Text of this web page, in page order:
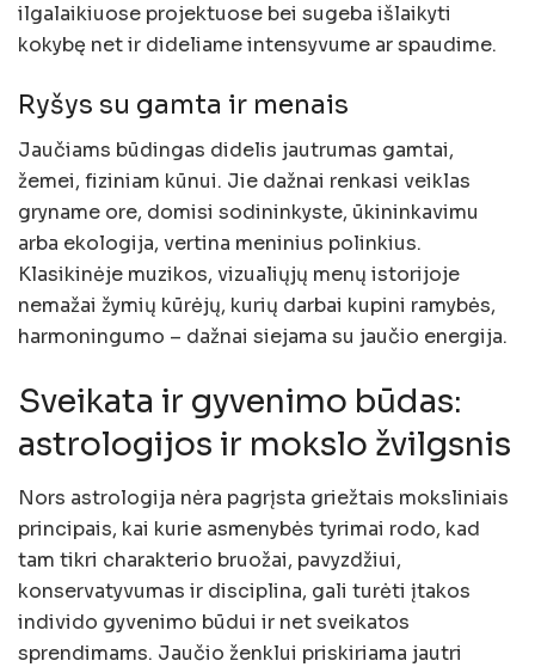
ilgalaikiuose projektuose bei sugeba išlaikyti
kokybę net ir dideliame intensyvume ar spaudime.
Ryšys su gamta ir menais
Jaučiams būdingas didelis jautrumas gamtai,
žemei, fiziniam kūnui. Jie dažnai renkasi veiklas
gryname ore, domisi sodininkyste, ūkininkavimu
arba ekologija, vertina meninius polinkius.
Klasikinėje muzikos, vizualiųjų menų istorijoje
nemažai žymių kūrėjų, kurių darbai kupini ramybės,
harmoningumo – dažnai siejama su jaučio energija.
Sveikata ir gyvenimo būdas:
astrologijos ir mokslo žvilgsnis
Nors astrologija nėra pagrįsta griežtais moksliniais
principais, kai kurie asmenybės tyrimai rodo, kad
tam tikri charakterio bruožai, pavyzdžiui,
konservatyvumas ir disciplina, gali turėti įtakos
individo gyvenimo būdui ir net sveikatos
sprendimams. Jaučio ženklui priskiriama jautri